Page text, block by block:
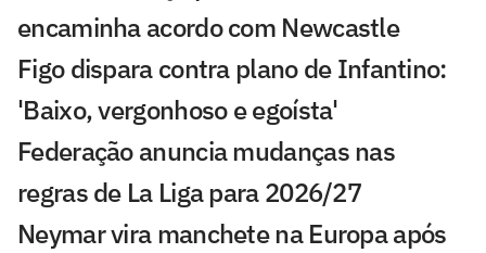
encaminha acordo com Newcastle
Figo dispara contra plano de Infantino:
'Baixo, vergonhoso e egoísta'
Federação anuncia mudanças nas
regras de La Liga para 2026/27
Neymar vira manchete na Europa após